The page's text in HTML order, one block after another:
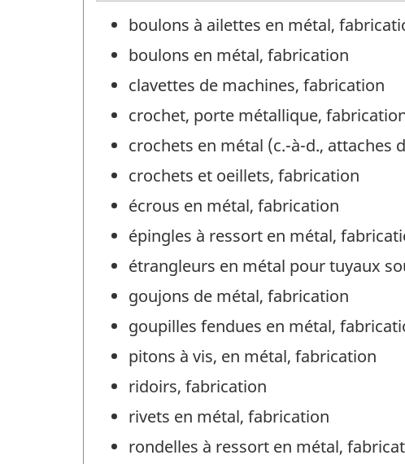
boulons à ailettes en métal,
boulons en métal, fabrication
clavettes de machines, fabrication
crochet, porte métallique,
crochets en métal (c.-à-d., attaches
crochets et oeillets, fabrication
écrous en métal, fabrication
épingles à ressort en métal,
étrangleurs en métal pour tuyaux
goujons de métal, fabrication
goupilles fendues en métal,
pitons à vis, en métal, fabrication
ridoirs, fabrication
rivets en métal, fabrication
rondelles à ressort en métal,